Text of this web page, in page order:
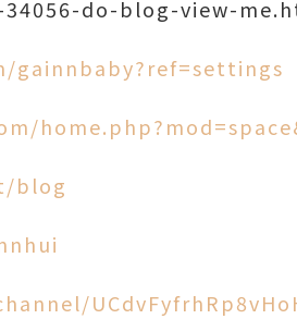
do-blog-view-
gainnbaby?ref=settings
blog